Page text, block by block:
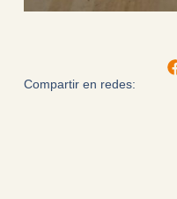
Compartir en redes: